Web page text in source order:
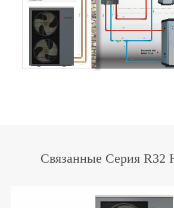
Связанные Серия R32